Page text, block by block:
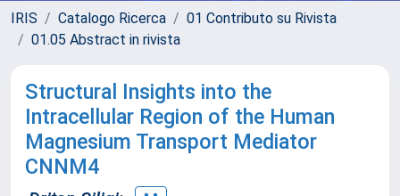
IRIS Catalogo Ricerca
01 Contributo su Rivista
01.05 Abstract in rivista
Structural Insights into the
Intracellular Region of the Human
Magnesium Transport Mediator
CNNM4